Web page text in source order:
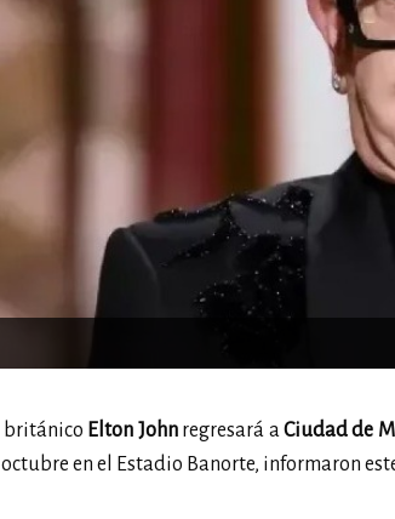
británico Elton Johnregresará aCiudad de
octubre en el Estadio Banorte, informaron